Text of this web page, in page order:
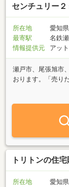
センチュリー
所在地
愛知
最寄駅
名鉄
情報提供元
アッ
瀬戸市、尾張旭市
おります。「売り
動産に関する質問
トリトンの住
所在地
愛知